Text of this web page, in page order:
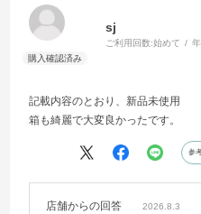
sj
ご利用回数:始めて
記載内容のとおり、新品未使用
箱も綺麗で大変良かったです。
参
店舗からの回答 2026.8.3